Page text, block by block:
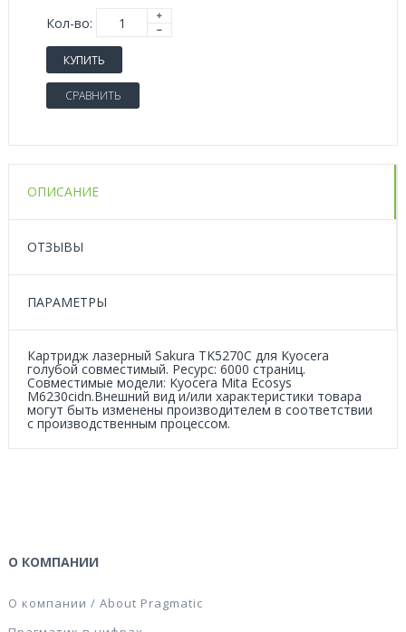
Кол-во:
КУПИТЬ
СРАВНИТЬ
ОПИСАНИЕ
ОТЗЫВЫ
ПАРАМЕТРЫ
Картридж лазерный Sakura TK5270C для Kyocera
голубой совместимый. Ресурс: 6000 страниц.
Совместимые модели: Kyocera Mita Ecosys
M6230cidn.Внешний вид и/или характеристики товара
могут быть изменены производителем в соответствии
с производственным процессом.
О КОМПАНИИ
О компании / About Pragmatic